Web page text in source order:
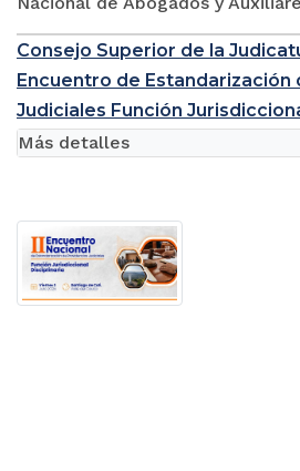
Consejo Superior de la
Encuentro de Estandarización
Judiciales Función
Más detalles